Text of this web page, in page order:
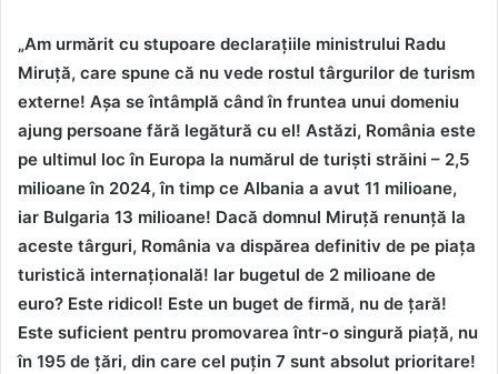
„Am urmărit cu stupoare declarațiile ministrului Radu
Miruță, care spune că nu vede rostul târgurilor de turism
externe! Așa se întâmplă când în fruntea unui domeniu
ajung persoane fără legătură cu el! Astăzi, România este
pe ultimul loc în Europa la numărul de turiști străini – 2,5
milioane în 2024, în timp ce Albania a avut 11 milioane,
iar Bulgaria 13 milioane! Dacă domnul Miruță renunță la
aceste târguri, România va dispărea definitiv de pe piața
turistică internațională! Iar bugetul de 2 milioane de
euro? Este ridicol! Este un buget de firmă, nu de țară!
Este suficient pentru promovarea într-o singură piață, nu
în 195 de țări, din care cel puțin 7 sunt absolut prioritare!